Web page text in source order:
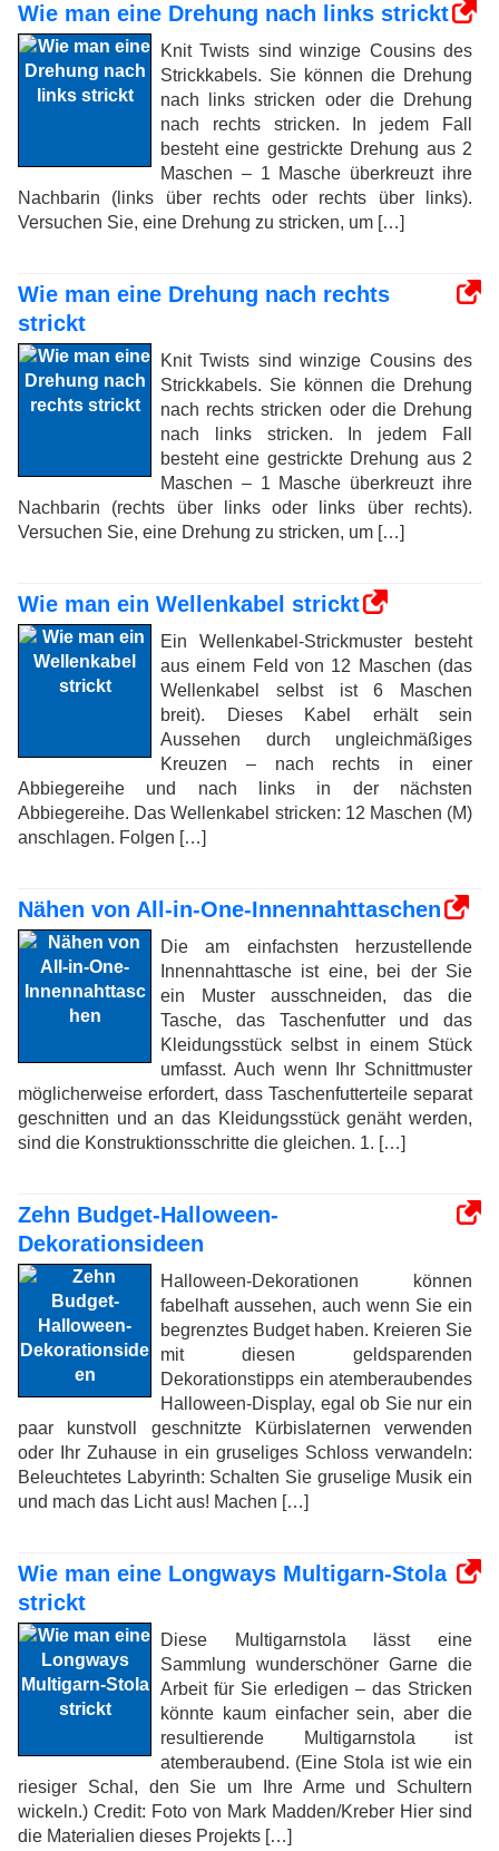
Wie man eine Drehung nach links strickt
Knit Twists sind winzige Cousins ​​des
Strickkabels. Sie können die Drehung
nach links stricken oder die Drehung
nach rechts stricken. In jedem Fall
besteht eine gestrickte Drehung aus 2
Maschen – 1 Masche überkreuzt ihre
Nachbarin (links über rechts oder rechts über links).
Versuchen Sie, eine Drehung zu stricken, um […]
Wie man eine Drehung nach rechts
strickt
Knit Twists sind winzige Cousins ​​des
Strickkabels. Sie können die Drehung
nach rechts stricken oder die Drehung
nach links stricken. In jedem Fall
besteht eine gestrickte Drehung aus 2
Maschen – 1 Masche überkreuzt ihre
Nachbarin (rechts über links oder links über rechts).
Versuchen Sie, eine Drehung zu stricken, um […]
Wie man ein Wellenkabel strickt
Ein Wellenkabel-Strickmuster besteht
aus einem Feld von 12 Maschen (das
Wellenkabel selbst ist 6 Maschen
breit). Dieses Kabel erhält sein
Aussehen durch ungleichmäßiges
Kreuzen – nach rechts in einer
Abbiegereihe und nach links in der nächsten
Abbiegereihe. Das Wellenkabel stricken: 12 Maschen (M)
anschlagen. Folgen […]
Nähen von All-in-One-Innennahttaschen
Die am einfachsten herzustellende
Innennahttasche ist eine, bei der Sie
ein Muster ausschneiden, das die
Tasche, das Taschenfutter und das
Kleidungsstück selbst in einem Stück
umfasst. Auch wenn Ihr Schnittmuster
möglicherweise erfordert, dass Taschenfutterteile separat
geschnitten und an das Kleidungsstück genäht werden,
sind die Konstruktionsschritte die gleichen. 1. […]
Zehn Budget-Halloween-
Dekorationsideen
Halloween-Dekorationen können
fabelhaft aussehen, auch wenn Sie ein
begrenztes Budget haben. Kreieren Sie
mit diesen geldsparenden
Dekorationstipps ein atemberaubendes
Halloween-Display, egal ob Sie nur ein
paar kunstvoll geschnitzte Kürbislaternen verwenden
oder Ihr Zuhause in ein gruseliges Schloss verwandeln:
Beleuchtetes Labyrinth: Schalten Sie gruselige Musik ein
und mach das Licht aus! Machen […]
Wie man eine Longways Multigarn-Stola
strickt
Diese Multigarnstola lässt eine
Sammlung wunderschöner Garne die
Arbeit für Sie erledigen – das Stricken
könnte kaum einfacher sein, aber die
resultierende Multigarnstola ist
atemberaubend. (Eine Stola ist wie ein
riesiger Schal, den Sie um Ihre Arme und Schultern
wickeln.) Credit: Foto von Mark Madden/Kreber Hier sind
die Materialien dieses Projekts […]